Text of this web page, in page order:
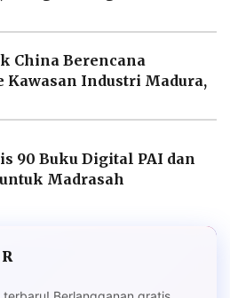
China Berencana
Industri Madura,
90 Buku Digital PAI dan
Madrasah